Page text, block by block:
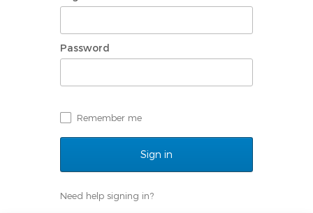
Password
Remember me
Need help signing in?